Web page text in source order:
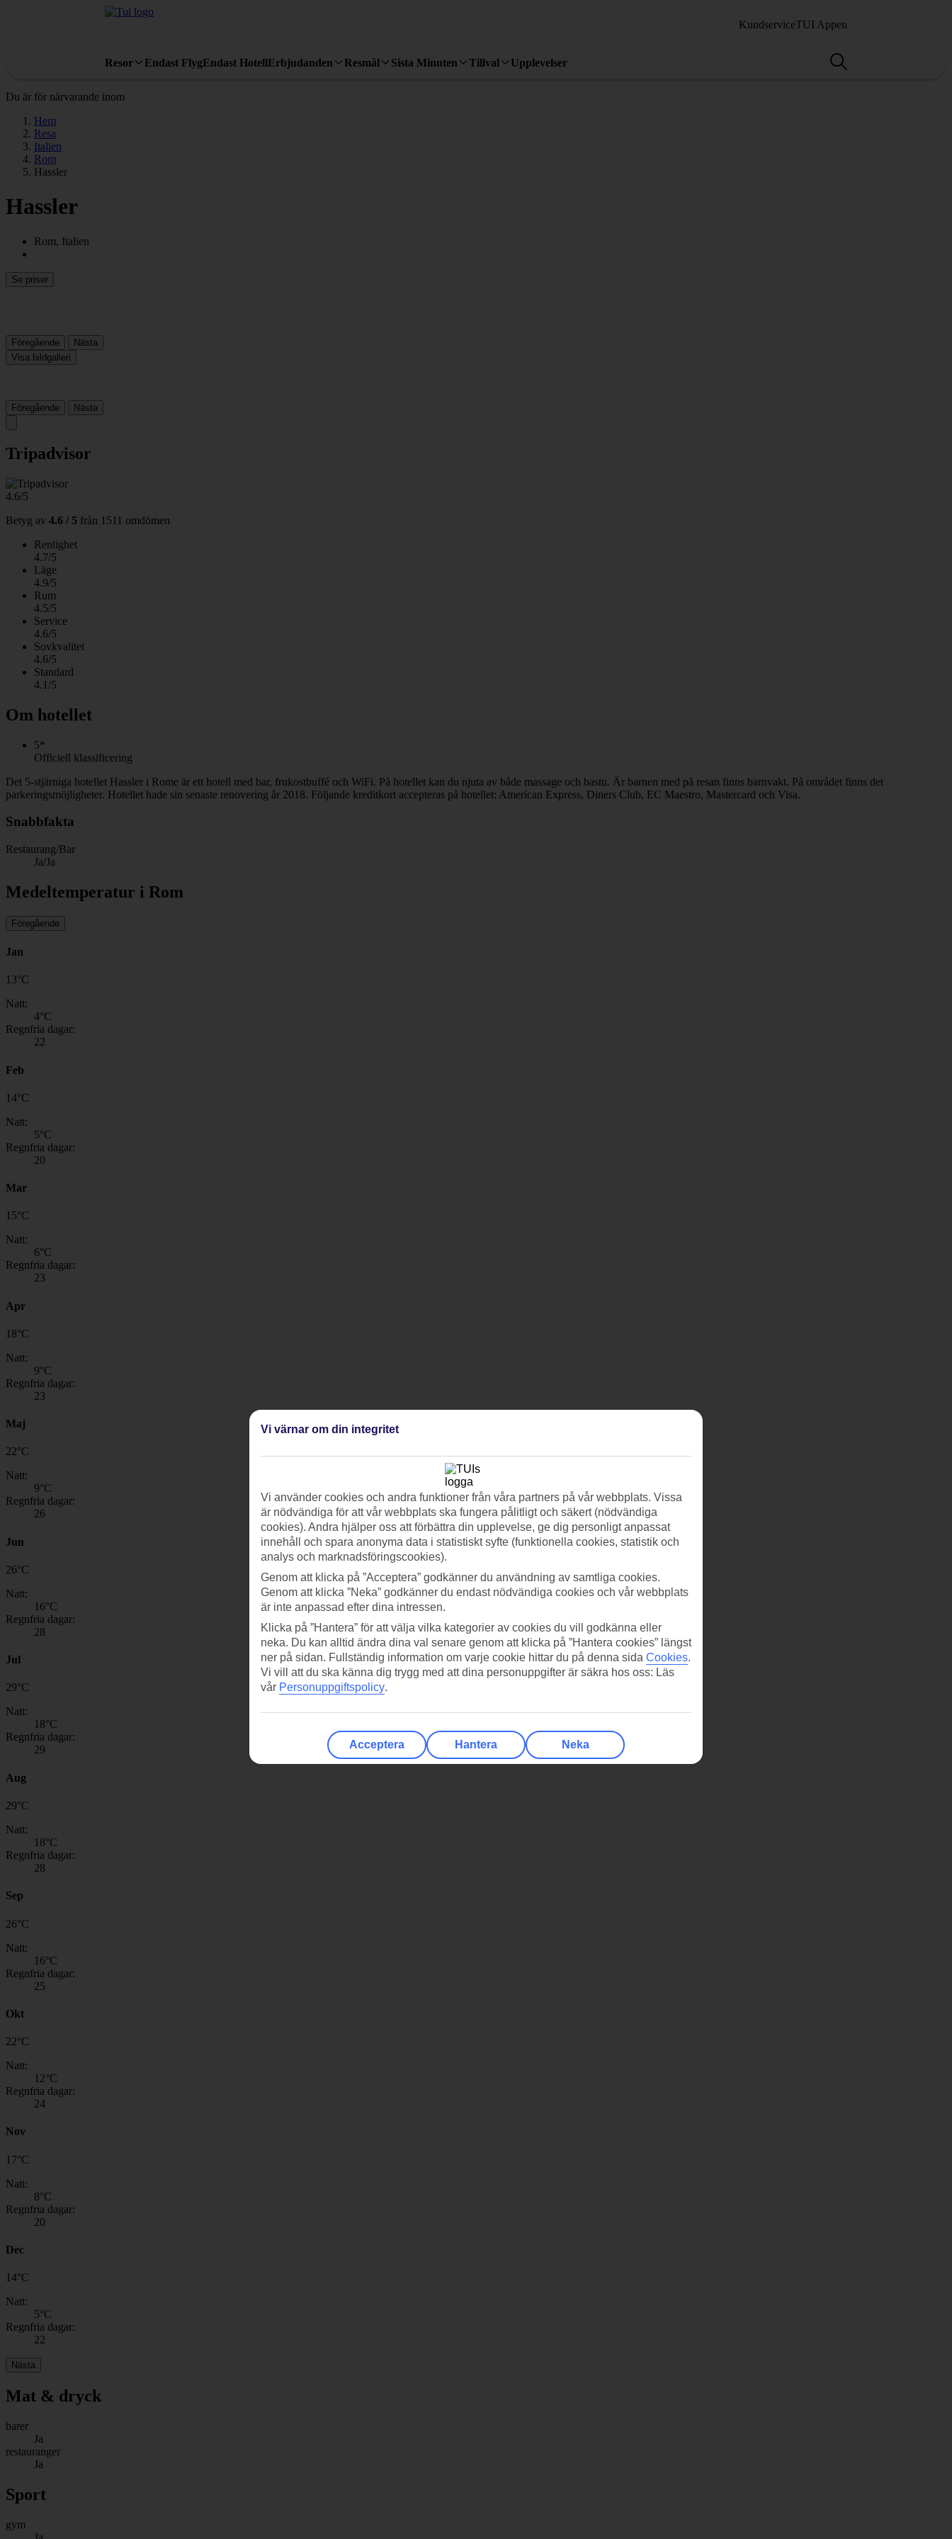
KundserviceTUI Appen
Resor Endast FlygEndast HotellErbjudanden Resmål Sista Minuten Tillval Upplevelser
Du är för närvarande inom
Hem
Resa
Italien
Rom
Hassler
Hassler
Rom, Italien
Se priser
Föregående
Nästa
Visa bildgalleri
Föregående Nästa
Tripadvisor
4.6/5
Betyg av 4.6 / 5 från 1511 omdömen
Renlighet
4.7/5
Läge
4.9/5
Rum
4.5/5
Service
4.6/5
Sovkvalitet
4.6/5
Standard
4.1/5
Om hotellet
5*
Officiell klassificering
Det 5-stjärniga hotellet Hassler i Rome är ett hotell med bar, frukostbuffé och WiFi. På hotellet kan du njuta av både massage och bastu. Är barnen med på resan finns barnvakt. På området finns det
parkeringsmöjligheter. Hotellet hade sin senaste renovering år 2018. Följande kreditkort accepteras på hotellet: American Express, Diners Club, EC Maestro, Mastercard och Visa.
Snabbfakta
Restaurang/Bar
Ja/Ja
Medeltemperatur i Rom
Föregående
Jan
13°C
Natt:
4°C
Regnfria dagar:
22
Feb
14°C
Natt:
5°C
Regnfria dagar:
20
Mar
15°C
Natt:
6°C
Regnfria dagar:
23
Apr
18°C
Natt:
9°C
Regnfria dagar:
23
Maj
22°C
Natt:
9°C
Regnfria dagar:
26
Jun
26°C
Natt:
16°C
Regnfria dagar:
28
Jul
29°C
Natt:
18°C
Regnfria dagar:
29
Aug
29°C
Natt:
18°C
Regnfria dagar:
28
Sep
26°C
Natt:
16°C
Regnfria dagar:
25
Okt
22°C
Natt:
12°C
Regnfria dagar:
24
Nov
17°C
Natt:
8°C
Regnfria dagar:
20
Dec
14°C
Natt:
5°C
Regnfria dagar:
22
Nästa
Mat & dryck
barer
Ja
restauranger
Ja
Sport
gym
Vi värnar om din integritet
Vi använder cookies och andra funktioner från våra partners på vår webbplats. Vissa
är nödvändiga för att vår webbplats ska fungera pålitligt och säkert (nödvändiga
cookies). Andra hjälper oss att förbättra din upplevelse, ge dig personligt anpassat
innehåll och spara anonyma data i statistiskt syfte (funktionella cookies, statistik och
analys och marknadsföringscookies).
Genom att klicka på ”Acceptera” godkänner du användning av samtliga cookies.
Genom att klicka ”Neka” godkänner du endast nödvändiga cookies och vår webbplats
är inte anpassad efter dina intressen.
Klicka på ”Hantera” för att välja vilka kategorier av cookies du vill godkänna eller
neka. Du kan alltid ändra dina val senare genom att klicka på ”Hantera cookies” längst
ner på sidan. Fullständig information om varje cookie hittar du på denna sida Cookies.
Vi vill att du ska känna dig trygg med att dina personuppgifter är säkra hos oss: Läs
vår Personuppgiftspolicy.
Acceptera Hantera Neka